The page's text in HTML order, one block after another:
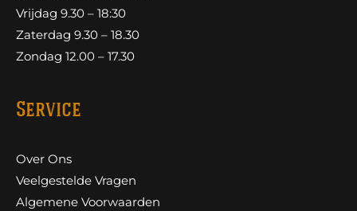
Vrijdag 9.30 – 18:30
Zaterdag 9.30 – 18.30
Zondag 12.00 – 17.30
Service
Over Ons
Veelgestelde Vragen
Algemene Voorwaarden